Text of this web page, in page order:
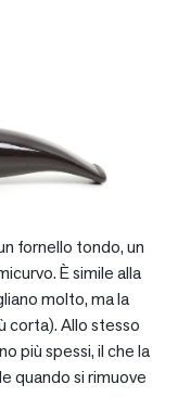
fornello tondo, un
È simile alla
molto, ma la
corta). Allo stesso
più spessi, il che la
quando si rimuove